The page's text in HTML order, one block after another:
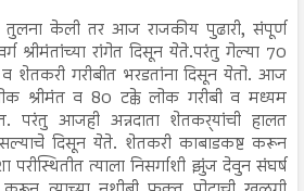
केली तर आज राजकीय पुढारी, संपूर्ण
श्रीमंतांच्या रांगेत दिसून येते.परंतु गेल्या 70
व शेतकरी गरीबीत भरडतांना दिसून येतो. आज
श्रीमंत व 80 टक्के लोक गरीबी व मध्यम
परंतु आजही अन्नदाता शेतकर्‍यांची हालत
दिसून येते. शेतकरी काबाडकष्ट करून
त्याला निसर्गाशी झुंज देवुन संघर्ष